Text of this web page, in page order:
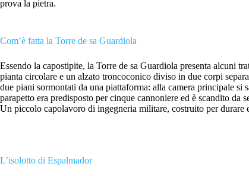
prova la pietra.
Com’è fatta la Torre de sa Guardiola
Essendo la capostipite, la Torre de sa Guardiola presenta alcuni
pianta circolare e un alzato troncoconico diviso in due corpi
due piani sormontati da una piattaforma: alla camera principale si
parapetto era predisposto per cinque cannoniere ed è scandito
Un piccolo capolavoro di ingegneria militare, costruito per durare
L’isolotto di Espalmador